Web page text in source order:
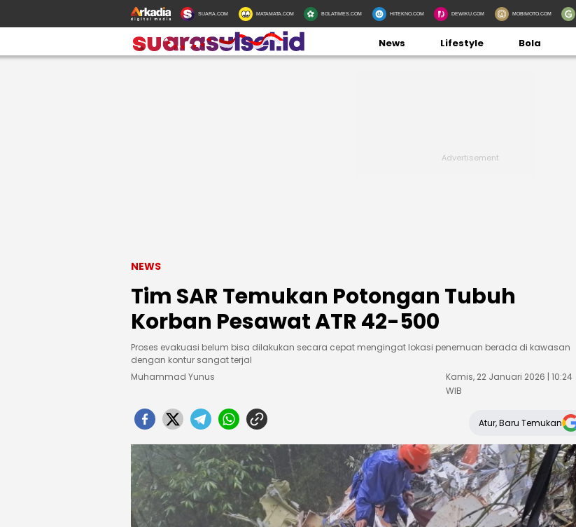
SUARA.COM MATAMATA.COM BOLATIMES.COM HITEKNO.COM DEWIKU.COM MOBIMOTO.COM
News Lifestyle Bola
NEWS
Tim SAR Temukan Potongan Tubuh
Korban Pesawat ATR 42-500
Proses evakuasi belum bisa dilakukan secara cepat mengingat lokasi penemuan berada di kawasan
dengan kontur sangat terjal
Muhammad Yunus
Kamis, 22 Januari 2026 | 10:24
WIB
Atur, Baru Temukan